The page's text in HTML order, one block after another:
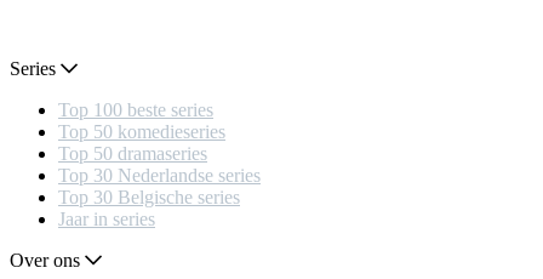
Series
Top 100 beste series
Top 50 komedieseries
Top 50 dramaseries
Top 30 Nederlandse series
Top 30 Belgische series
Jaar in series
Over ons